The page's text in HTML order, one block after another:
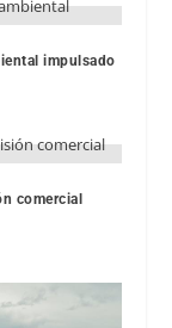
impulsado
comercial